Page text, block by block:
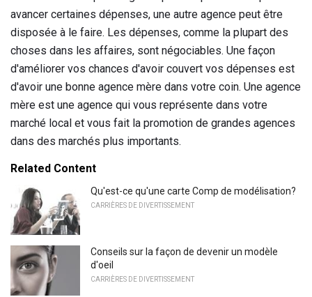
avancer certaines dépenses, une autre agence peut être
disposée à le faire. Les dépenses, comme la plupart des
choses dans les affaires, sont négociables. Une façon
d'améliorer vos chances d'avoir couvert vos dépenses est
d'avoir une bonne agence mère dans votre coin. Une agence
mère est une agence qui vous représente dans votre
marché local et vous fait la promotion de grandes agences
dans des marchés plus importants.
Related Content
Qu'est-ce qu'une carte Comp de modélisation?
CARRIÈRES DE DIVERTISSEMENT
Conseils sur la façon de devenir un modèle
d'oeil
CARRIÈRES DE DIVERTISSEMENT